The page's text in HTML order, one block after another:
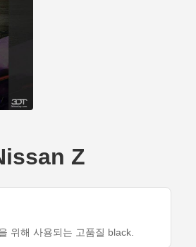
Z
위해 사용되는 고품질 black.